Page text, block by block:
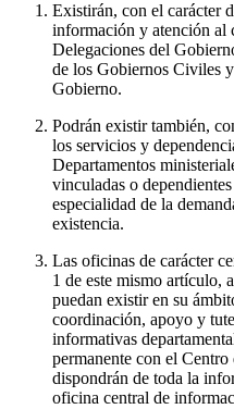
Existirán, con el carácter
información y atención al
Delegaciones del
de los Gobiernos Civiles
Gobierno.
Podrán existir también,
los servicios y
Departamentos
vinculadas o
especialidad de la
existencia.
Las oficinas de carácter
1 de este mismo artículo,
puedan existir en su
coordinación, apoyo y
informativas
permanente con el
dispondrán de toda la
oficina central de